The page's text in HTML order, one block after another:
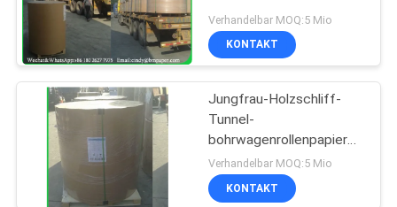
Verhandelbar MOQ:5 Mio
KONTAKT
Jungfrau-Holzschliff-
Tunnel-
bohrwagenrollenpapier
100%
Verhandelbar MOQ:5 Mio
KONTAKT